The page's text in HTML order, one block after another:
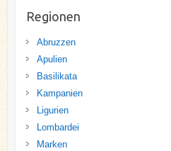
Regionen
Abruzzen
Apulien
Basilikata
Kampanien
Ligurien
Lombardei
Marken